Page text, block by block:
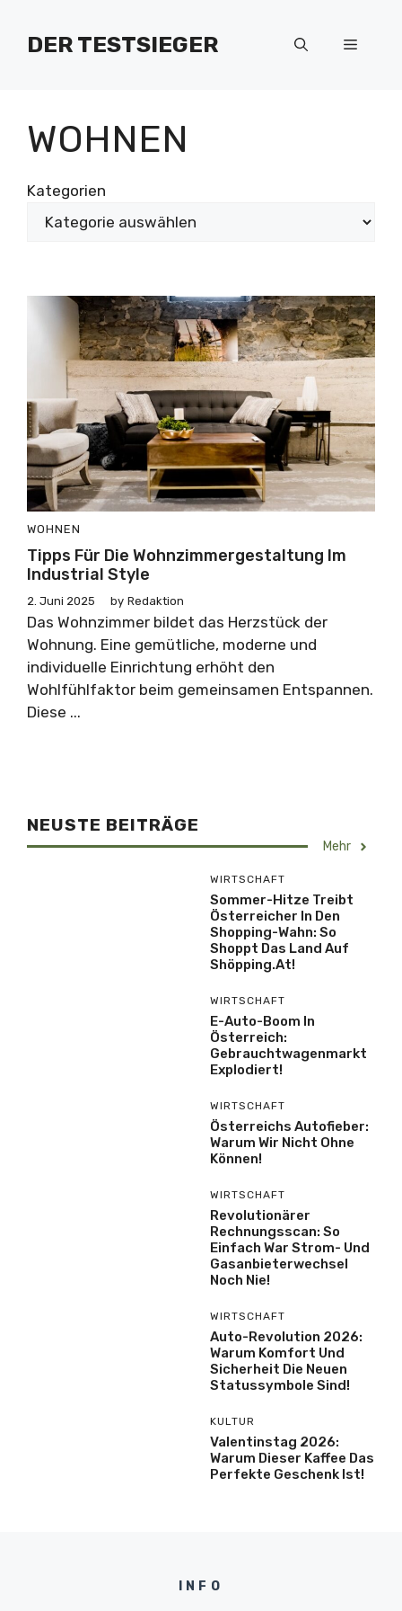
Inhalt
springenDER TESTSIEGER Menü
WOHNEN
Kategorien
WOHNEN
Tipps Für Die Wohnzimmergestaltung Im
Industrial Style
2. Juni 2025 by Redaktion
Das Wohnzimmer bildet das Herzstück der
Wohnung. Eine gemütliche, moderne und
individuelle Einrichtung erhöht den
Wohlfühlfaktor beim gemeinsamen Entspannen.
Diese ...
NEUSTE BEITRÄGE
Mehr
WIRTSCHAFT
Sommer-Hitze Treibt
Österreicher In Den
Shopping-Wahn: So
Shoppt Das Land Auf
Shöpping.at!
WIRTSCHAFT
E-Auto-Boom In
Österreich:
Gebrauchtwagenmarkt
Explodiert!
WIRTSCHAFT
Österreichs Autofieber:
Warum Wir Nicht Ohne
Können!
WIRTSCHAFT
Revolutionärer
Rechnungsscan: So
Einfach War Strom- Und
Gasanbieterwechsel
Noch Nie!
WIRTSCHAFT
Auto-Revolution 2026:
Warum Komfort Und
Sicherheit Die Neuen
Statussymbole Sind!
KULTUR
Valentinstag 2026:
Warum Dieser Kaffee Das
Perfekte Geschenk Ist!
INFO